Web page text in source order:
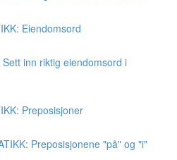
Eiendomsord
inn riktig eiendomsord i
Preposisjoner
Preposisjonene "på" og "i"